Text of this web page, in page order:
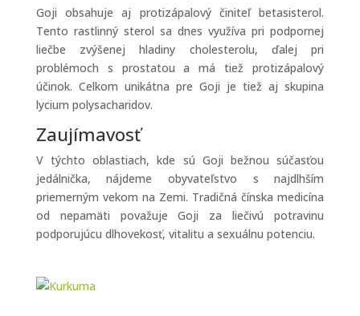
Goji obsahuje aj protizápalový činiteľ betasisterol.
Tento rastlinný sterol sa dnes využíva pri podpornej
liečbe zvýšenej hladiny cholesterolu, ďalej pri
problémoch s prostatou a má tiež protizápalový
účinok. Celkom unikátna pre Goji je tiež aj skupina
lycium polysacharidov.
Zaujímavosť
V týchto oblastiach, kde sú Goji bežnou súčasťou
jedálnička, nájdeme obyvateľstvo s najdlhším
priemerným vekom na Zemi. Tradičná čínska medicína
od nepamäti považuje Goji za liečivú potravinu
podporujúcu dlhovekosť, vitalitu a sexuálnu potenciu.